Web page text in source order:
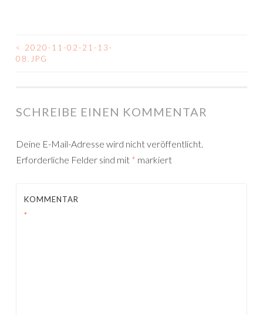
BEITRAGSNAVIGATION
<
2020-11-02-21-13-
08.JPG
SCHREIBE EINEN KOMMENTAR
Deine E-Mail-Adresse wird nicht veröffentlicht.
Erforderliche Felder sind mit * markiert
KOMMENTAR
*